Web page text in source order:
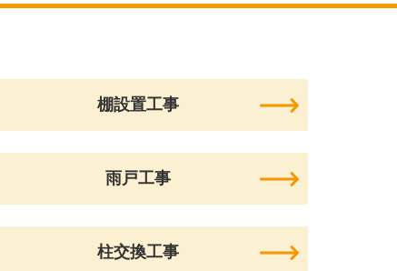
棚設置工事
雨戸工事
柱交換工事